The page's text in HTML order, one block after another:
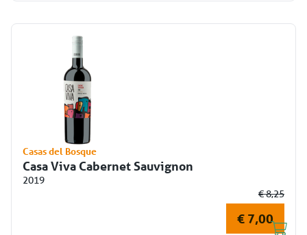
Casas del Bosque
Casa Viva Cabernet Sauvignon
2019
€ 8,25
€ 7,00